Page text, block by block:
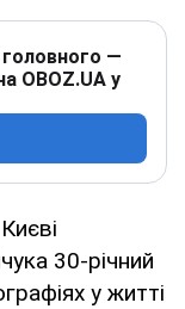
—
OBOZ.UA у
30-річний
у житті